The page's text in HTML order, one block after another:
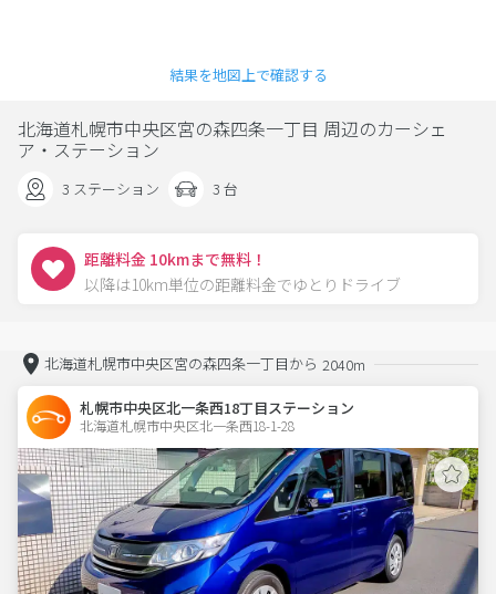
結果を地図上で確認する
北海道札幌市中央区宮の森四条一丁目 周辺のカーシェ
ア・ステーション
3 ステーション 3 台
距離料金 10kmまで無料！
以降は10km単位の距離料金でゆとりドライブ
北海道札幌市中央区宮の森四条一丁目から 2040m
札幌市中央区北一条西18丁目ステーション
北海道札幌市中央区北一条西18-1-28